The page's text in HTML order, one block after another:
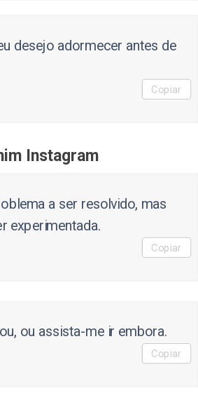
desejo adormecer antes de
Copiar
Instagram
a ser resolvido, mas
experimentada.
Copiar
ou assista-me ir embora.
Copiar